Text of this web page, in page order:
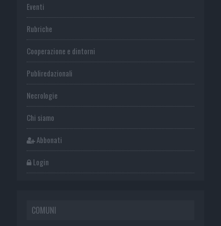
Eventi
Rubriche
Cooperazione e dintorni
Publiredazionali
Necrologie
Chi siamo
Abbonati
Login
COMUNI